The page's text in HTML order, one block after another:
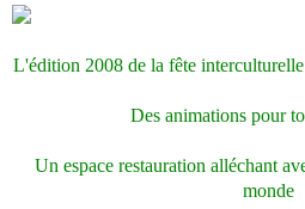
L'édition 2008 de la fête interculturelle
Des animations pour
Un espace restauration alléchant
monde